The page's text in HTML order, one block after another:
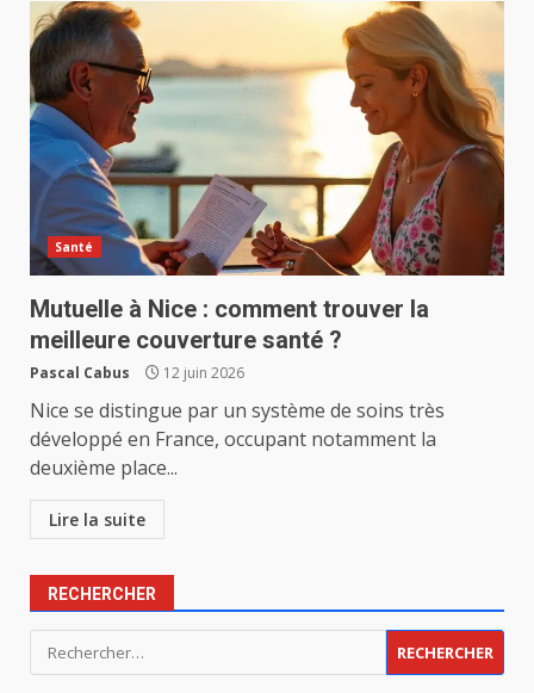
Santé
Mutuelle à Nice : comment trouver la
meilleure couverture santé ?
Pascal Cabus 12 juin 2026
Nice se distingue par un système de soins très
développé en France, occupant notamment la
deuxième place...
Lire la suite
RECHERCHER
Rechercher :